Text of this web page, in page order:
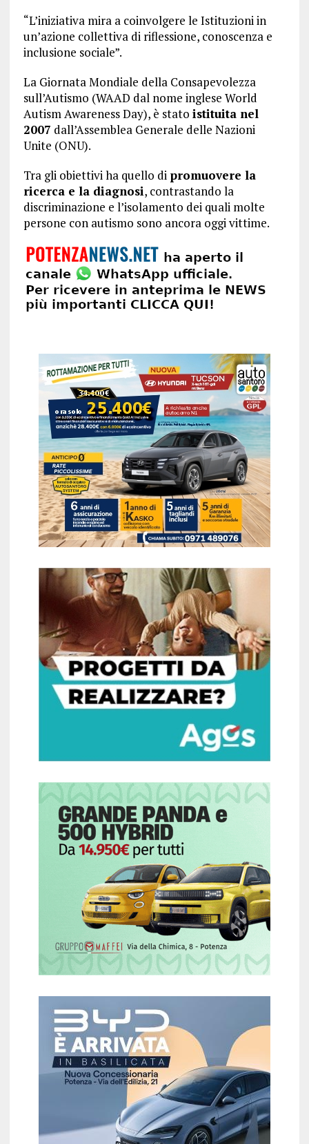
“L’iniziativa mira a coinvolgere le Istituzioni in
un’azione collettiva di riflessione, conoscenza e
inclusione sociale”.
La Giornata Mondiale della Consapevolezza
sull’Autismo (WAAD dal nome inglese World
Autism Awareness Day), è stato istituita nel
2007 dall’Assemblea Generale delle Nazioni
Unite (ONU).
Tra gli obiettivi ha quello dipromuovere la
ricerca e la diagnosi, contrastando la
discriminazione e l’isolamento dei quali molte
persone con autismo sono ancora oggi vittime.